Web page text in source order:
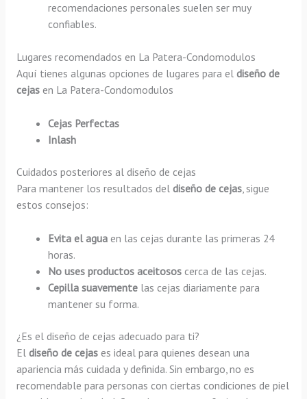
recomendaciones personales suelen ser muy
confiables.
Lugares recomendados en La Patera-Condomodulos
Aquí tienes algunas opciones de lugares para el diseño de
cejasen La Patera-Condomodulos
Cejas Perfectas
Inlash
Cuidados posteriores al diseño de cejas
Para mantener los resultados del diseño de cejas, sigue
estos consejos:
Evita el agua en las cejas durante las primeras 24
horas.
No uses productos aceitosos cerca de las cejas.
Cepilla suavemente las cejas diariamente para
mantener su forma.
¿Es el diseño de cejas adecuado para ti?
El diseño de cejases ideal para quienes desean una
apariencia más cuidada y definida. Sin embargo, no es
recomendable para personas con ciertas condiciones de piel